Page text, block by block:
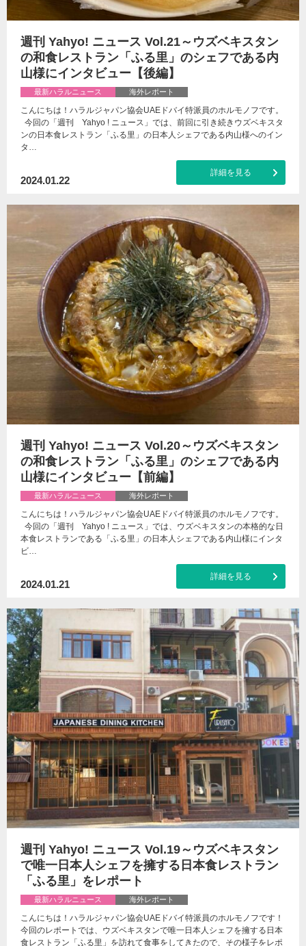
週刊 Yahyo! ニュース Vol.21～ウズベキスタン
の和食レストラン「ふる里」のシェフである内
山様にインタビュー【後編】
最新ハラルニュース 海外レポート
こんにちは！ハラルジャパン協会UAEドバイ特派員のホルモノフです。
今回の「週刊 Yahyo ! ニュース」では、前回に引き続きウズベキスタ
ンの日本食レストラン「ふる里」の日本人シェフである内山様へのイン
タ…
2024.01.22
詳細を見る
週刊 Yahyo! ニュース Vol.20～ウズベキスタン
の和食レストラン「ふる里」のシェフである内
山様にインタビュー【前編】
最新ハラルニュース 海外レポート
こんにちは！ハラルジャパン協会UAEドバイ特派員のホルモノフです。
今回の「週刊 Yahyo ! ニュース」では、ウズベキスタンの本格的な日
本食レストランである「ふる里」の日本人シェフである内山様にインタ
ビ…
2024.01.21
詳細を見る
週刊 Yahyo! ニュース Vol.19～ウズベキスタン
で唯一日本人シェフを擁する日本食レストラン
「ふる里」をレポート
最新ハラルニュース 海外レポート
こんにちは！ハラルジャパン協会UAEドバイ特派員のホルモノフです！
今回のレポートでは、ウズベキスタンで唯一日本人シェフを擁する日本
食レストラン「ふる里」を訪れて食事をしてきたので、その様子をレポ